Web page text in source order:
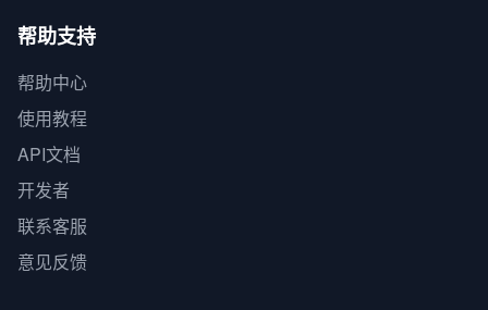
帮助支持
帮助中心
使用教程
API文档
开发者
联系客服
意见反馈